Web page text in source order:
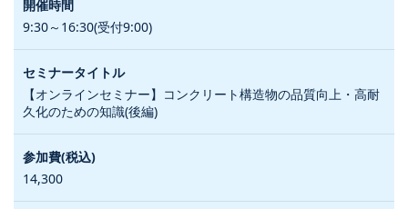
9:30～16:30(受付9:00)
【オンラインセミナー】コンクリート構造物の品質向上・高耐
久化のための知識(後編)
14,300